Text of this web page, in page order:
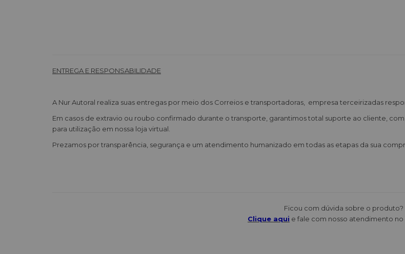
ENTREGA E RESPONSABILIDADE
A Nur Autoral realiza suas entregas por meio dos Correios e transportadoras, empresa terceirizadas
Em casos de extravio ou roubo confirmado durante o transporte, garantimos total suporte ao cliente,
para utilização em nossa loja virtual.
Prezamos por transparência, segurança e um atendimento humanizado em todas as etapas da sua
Ficou com dúvida sobre o produto?
Clique aqui e fale com nosso atendimento no